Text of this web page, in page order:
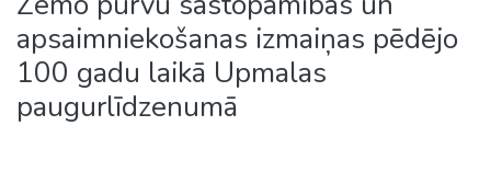
apsaimniekošanas izmaiņas pēdējo
100 gadu laikā Upmalas
paugurlīdzenumā